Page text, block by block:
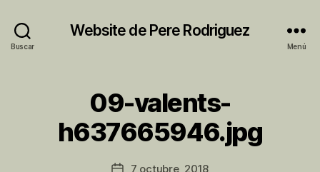
Buscar
Website de Pere Rodriguez
Menú
09-valents-
h637665946.jpg
Autor
P
o
7 octubre, 2018